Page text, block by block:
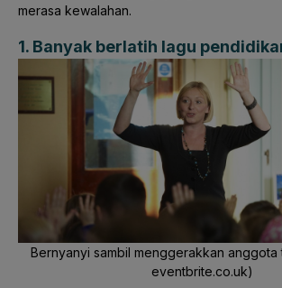
merasa kewalahan.
1. Banyak berlatih lagu
Bernyanyi sambil menggerakkan anggota
eventbrite.co.uk)